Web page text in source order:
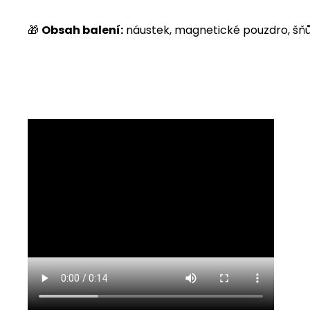
🎁 Obsah balení: náustek, magnetické pouzdro,